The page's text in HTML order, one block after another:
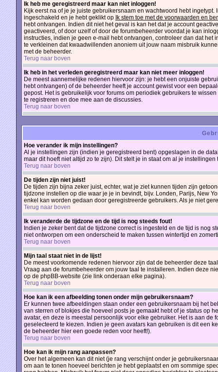
Ik heb me geregistreerd maar kan niet inloggen!
Kijk eerst na of je je juiste gebruikersnaam en wachtwoord hebt
ingeschakeld en je hebt geklikt op Ik stem toe met de voorwaarden en
hebt ontvangen. Indien dit niet het geval is kan het dat je account
geactiveerd, of door uzelf of door de forumbeheerder voordat je kan
instructies, indien je geen e-mail hebt ontvangen, controleer dan dat
te verkleinen dat kwaadwillenden anoniem uit jouw naam misbruik
met de beheerder.
Terug naar boven
Ik heb in het verleden geregistreerd maar kan niet meer inloggen!
De meest aannemelijke redenen hiervoor zijn: je hebt een onjuiste
hebt ontvangen) of de beheerder heeft je account gewist voor een
gepost. Het is gebruikelijk voor forums om periodiek gebruikers te
te registreren en doe mee aan de discussies.
Terug naar boven
Hoe verander ik mijn instellingen?
Al je instellingen zijn (indien je geregistreerd bent) opgeslagen in de
maar dit hoeft niet altijd zo te zijn). Dit stelt je in staat om al je instellingen
Terug naar boven
De tijden zijn niet juist!
De tijden zijn bijna zeker juist, echter, wat je ziet kunnen tijden zijn
tijdzone instellen op die waar je je in bevindt, bijv. Londen, Parijs, New
enkel kan worden gedaan door geregistreerde gebruikers. Als je niet
Terug naar boven
Ik veranderde de tijdzone en de tijd is nog steeds fout!
Indien je zeker bent dat de tijdzone correct is ingesteld en de tijd is nog
niet ontworpen om een onderscheid te maken tussen wintertijd en
Terug naar boven
Mijn taal staat niet in de lijst!
De meest voorkomende redenen hiervoor zijn dat de beheerder deze
Vraag aan de forumbeheerder om jouw taal te installeren. Indien deze
op de phpBB-website (zie link onderaan elke pagina).
Terug naar boven
Hoe kan ik een afbeelding tonen onder mijn gebruikersnaam?
Er kunnen twee afbeeldingen staan onder een gebruikersnaam bij het
van sterren of blokjes die hoeveel posts je gemaakt hebt of je status op
avatar, en deze is meestal persoonlijk voor elke gebruiker. Het is aan
geselecteerd te kiezen. Indien je geen avatars kan gebruiken is dit een
de beheerder hier een goede reden voor heeft!).
Terug naar boven
Hoe kan ik mijn rang aanpassen?
Over het algemeen kan dit niet (je rang verschijnt onder je
om aan te tonen hoeveel berichten je hebt geplaatst en om sommige